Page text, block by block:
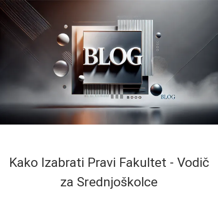
Kako Izabrati Pravi Fakultet - Vodič
za Srednjoškolce